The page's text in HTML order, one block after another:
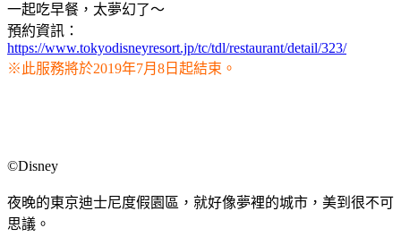
一起吃早餐，太夢幻了～
預約資訊：
https://www.tokyodisneyresort.jp/tc/tdl/restaurant/detail/323/
※此服務將於2019年7月8日起結束。
©Disney
夜晚的東京迪士尼度假園區，就好像夢裡的城市，美到很不可
思議。